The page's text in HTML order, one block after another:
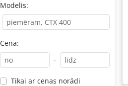
Modelis:
Cena:
-
Tikai ar cenas norādi